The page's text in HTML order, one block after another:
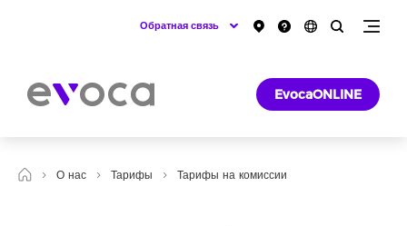
Обратная связь
EvocaONLINE
О нас Тарифы Тарифы на комиссии